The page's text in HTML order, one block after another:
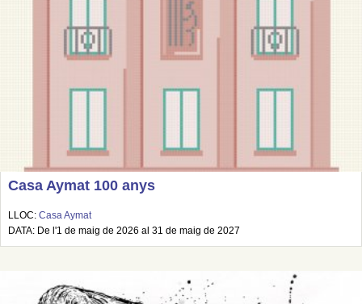
Casa Aymat 100 anys
LLOC: Casa Aymat
DATA: De l'1 de maig de 2026 al 31 de maig de 2027